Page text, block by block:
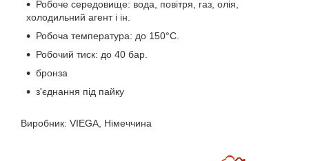
Робоче середовище: вода, повітря, газ, олія,
холодильний агент і ін.
Робоча температура: до 150°С.
Робочий тиск: до 40 бар.
бронза
з'єднання під пайку
Виробник: VIEGA, Німеччина